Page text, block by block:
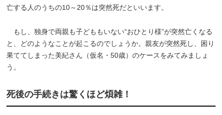
亡する人のうちの10～20％は突然死だといいます。
もし、独身で両親も子どももいない“おひとり様”が突然亡くなる
と、どのようなことが起こるのでしょうか。親友が突然死し、困り
果ててしまった美紀さん（仮名・50歳）のケースをみてみましょ
う。
死後の手続きは驚くほど煩雑！